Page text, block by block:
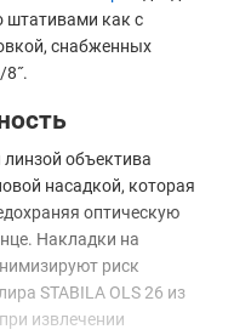
штативами как с
снабженных
объектива
насадкой, которая
оптическую
Накладки на
риск
STABILA OLS 26 из
извлечении